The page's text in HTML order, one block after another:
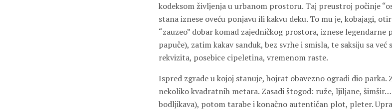
kodeksom življenja u urbanom prostoru. Taj preustroj počinje
stana iznese oveću ponjavu ili kakvu deku. To mu je, kobajagi,
“zauzeo” dobar komad zajedničkog prostora, iznese legendarne
papuče), zatim kakav sanduk, bez svrhe i smisla, te saksiju sa
rekvizita, posebice cipeletina, vremenom raste.
Ispred zgrade u kojoj stanuje, hojrat obavezno ogradi dio parka.
nekoliko kvadratnih metara. Zasadi štogod: ruže, ljiljane,
bodljikava), potom tarabe i konačno autentičan plot, pleter.